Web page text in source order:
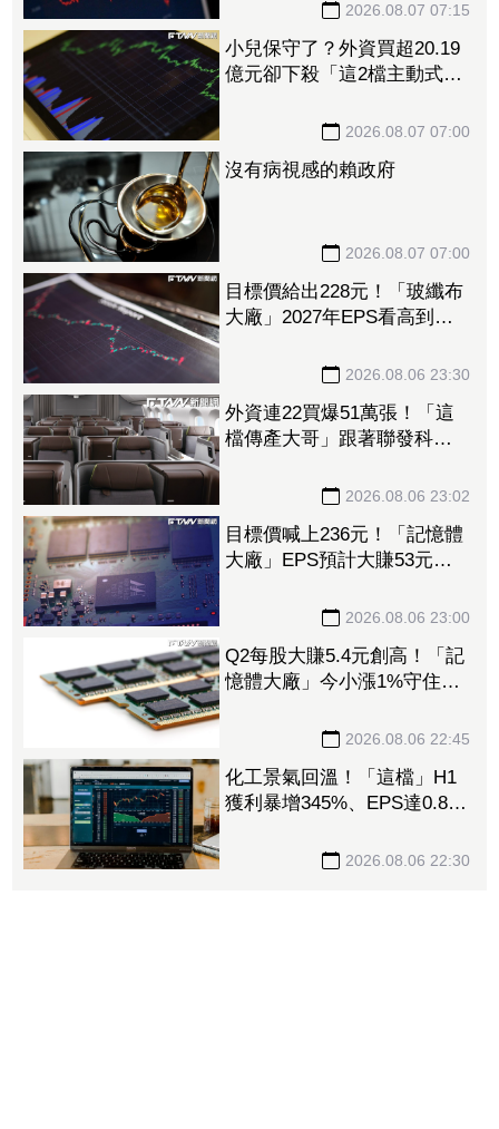
2026.08.07 07:15
小兒保守了？外資買超20.19
億元卻下殺「這2檔主動式大
2026.08.07 07:00
沒有病視感的賴政府
2026.08.07 07:00
目標價給出228元！「玻纖布
大廠」2027年EPS看高到
投資挹注營收 2026.08.06 23:30
外資連22買爆51萬張！「這
檔傳產大哥」跟著聯發科發
2026.08.06 23:02
目標價喊上236元！「記憶體
大廠」EPS預計大賺53元
2026.08.06 23:00
Q2每股大賺5.4元創高！「記
憶體大廠」今小漲1%守住連
抱回7549萬元 2026.08.06 22:45
化工景氣回溫！「這檔」H1
獲利暴增345%、EPS達0.89
2026.08.06 22:30